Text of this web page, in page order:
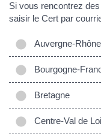
Si vous rencontrez
saisir le Cert par
Auvergne-
Bourgogne-
Bretagne
Centre-Val de